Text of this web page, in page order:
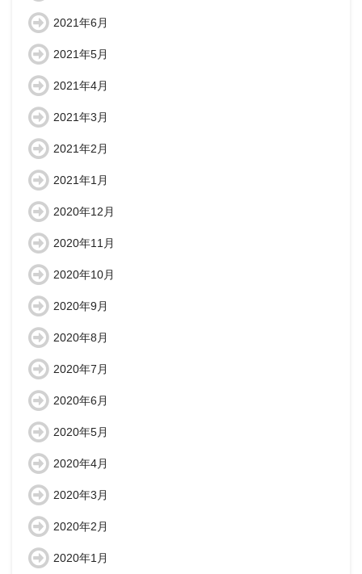
2021年6月
2021年5月
2021年4月
2021年3月
2021年2月
2021年1月
2020年12月
2020年11月
2020年10月
2020年9月
2020年8月
2020年7月
2020年6月
2020年5月
2020年4月
2020年3月
2020年2月
2020年1月